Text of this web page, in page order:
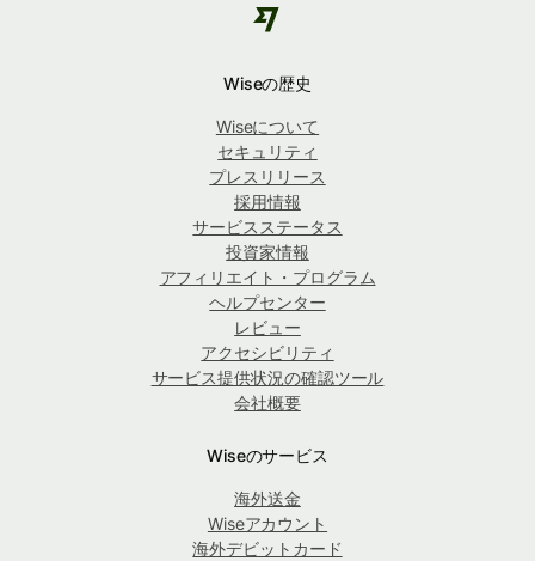
Wiseの歴史
Wiseについて
セキュリティ
プレスリリース
採用情報
サービスステータス
投資家情報
アフィリエイト・プログラム
ヘルプセンター
レビュー
アクセシビリティ
サービス提供状況の確認ツール
会社概要
Wiseのサービス
海外送金
Wiseアカウント
海外デビットカード